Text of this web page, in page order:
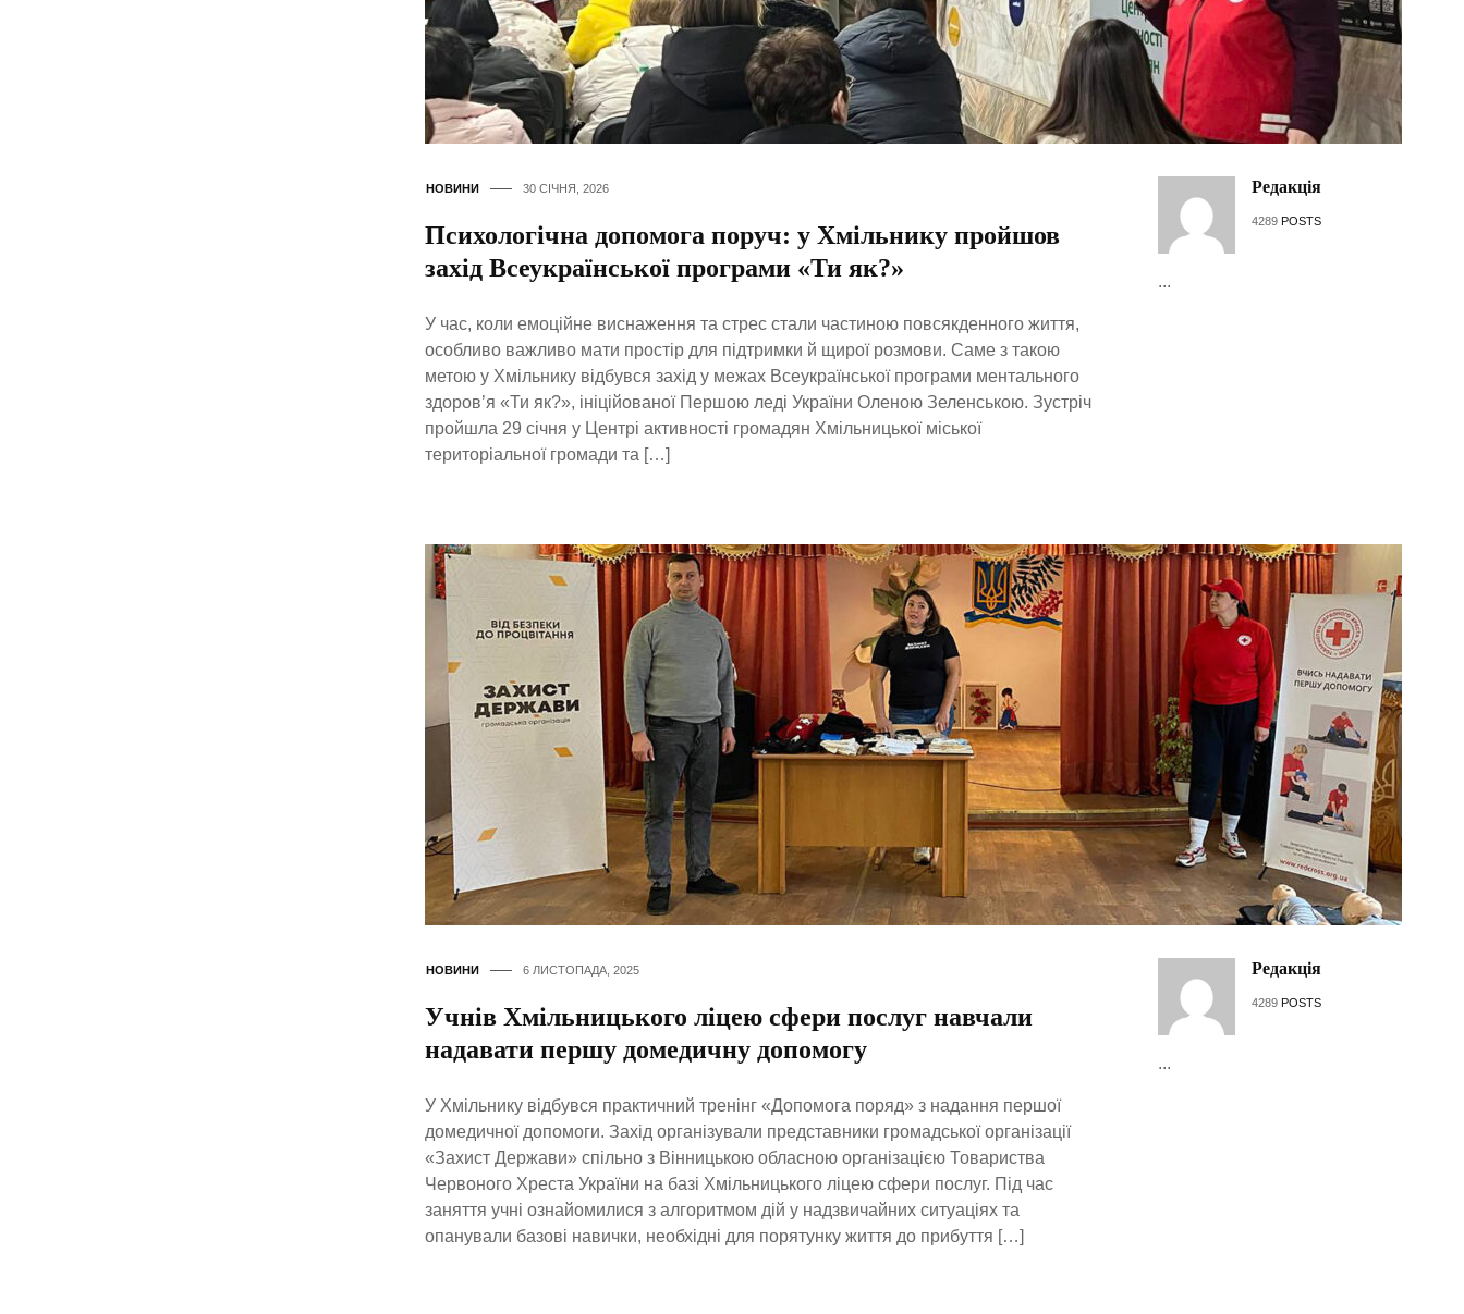
НОВИНИ 30 СІЧНЯ, 2026
Психологічна допомога поруч: у Хмільнику пройшов
захід Всеукраїнської програми «Ти як?»
У час, коли емоційне виснаження та стрес стали частиною повсякденного життя,
особливо важливо мати простір для підтримки й щирої розмови. Саме з такою
метою у Хмільнику відбувся захід у межах Всеукраїнської програми ментального
здоров’я «Ти як?», ініційованої Першою леді України Оленою Зеленською. Зустріч
пройшла 29 січня у Центрі активності громадян Хмільницької міської
територіальної громади та […]
Редакція
4289 POSTS
...
НОВИНИ 6 ЛИСТОПАДА, 2025
Учнів Хмільницького ліцею сфери послуг навчали
надавати першу домедичну допомогу
У Хмільнику відбувся практичний тренінг «Допомога поряд» з надання першої
домедичної допомоги. Захід організували представники громадської організації
«Захист Держави» спільно з Вінницькою обласною організацією Товариства
Червоного Хреста України на базі Хмільницького ліцею сфери послуг. Під час
заняття учні ознайомилися з алгоритмом дій у надзвичайних ситуаціях та
опанували базові навички, необхідні для порятунку життя до прибуття […]
Редакція
4289 POSTS
...